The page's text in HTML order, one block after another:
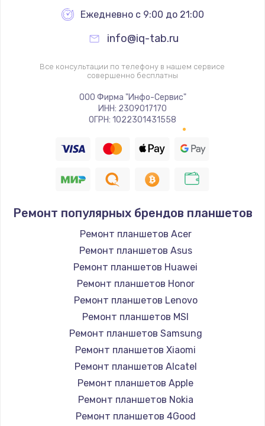
Ежедневно с 9:00 до 21:00
info@iq-tab.ru
Все консультации по телефону в нашем сервисе
совершенно бесплатны
ООО Фирма "Инфо-Сервис"
ИНН: 2309017170
ОГРН: 1022301431558
Ремонт популярных брендов планшетов
Ремонт планшетов Acer
Ремонт планшетов Asus
Ремонт планшетов Huawei
Ремонт планшетов Honor
Ремонт планшетов Lenovo
Ремонт планшетов MSI
Ремонт планшетов Samsung
Ремонт планшетов Xiaomi
Ремонт планшетов Alcatel
Ремонт планшетов Apple
Ремонт планшетов Nokia
Ремонт планшетов 4Good